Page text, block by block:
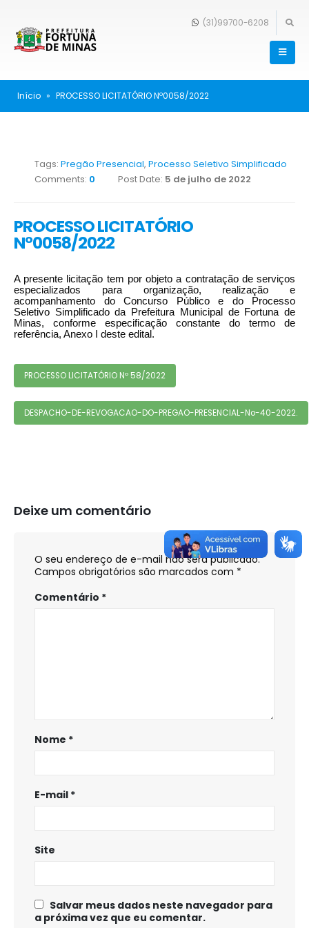
(31)99700-6208
Início » PROCESSO LICITATÓRIO Nº0058/2022
Tags: Pregão Presencial, Processo Seletivo Simplificado
Comments: 0 Post Date: 5 de julho de 2022
PROCESSO LICITATÓRIO
Nº0058/2022
A presente licitação tem por objeto a contratação de serviços
especializados para organização, realização e
acompanhamento do Concurso Público e do Processo
Seletivo Simplificado da Prefeitura Municipal de Fortuna de
Minas, conforme especificação constante do termo de
referência, Anexo I deste edital.
PROCESSO LICITATÓRIO Nº 58/2022
DESPACHO-DE-REVOGACAO-DO-PREGAO-PRESENCIAL-No-40-2022.
Deixe um comentário
O seu endereço de e-mail não será publicado.
Campos obrigatórios são marcados com *
Comentário *
Nome *
E-mail *
Site
Salvar meus dados neste navegador para
a próxima vez que eu comentar.